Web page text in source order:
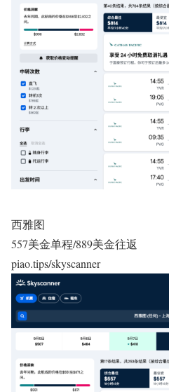
西雅图
557美金单程/889美金往返
piao.tips/skyscanner